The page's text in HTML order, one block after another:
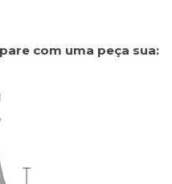
com uma peça sua: